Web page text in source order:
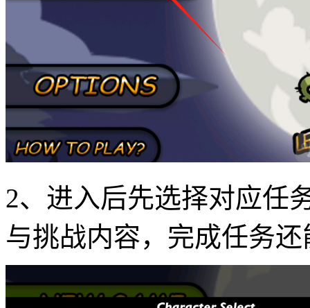
2、进入后先选择对应任
与挑战内容，完成任务